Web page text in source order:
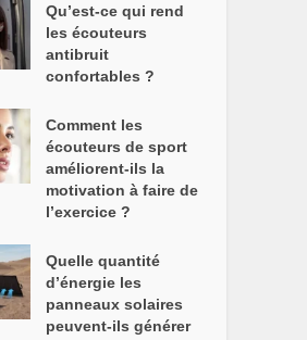
Qu’est-ce qui rend
les écouteurs
antibruit
confortables ?
Comment les
écouteurs de sport
améliorent-ils la
motivation à faire de
l’exercice ?
Quelle quantité
d’énergie les
panneaux solaires
peuvent-ils générer